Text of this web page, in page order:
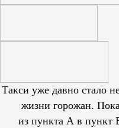
Такси уже давно стало
жизни горожан.
из пункта А в пункт